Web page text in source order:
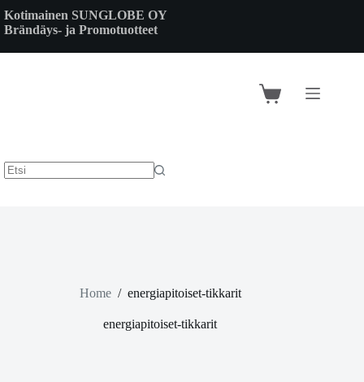
to
content
Kotimainen SUNGLOBE OY
Brändäys- ja Promotuotteet
Shopping
Home / energiapitoiset-tikkarit
energiapitoiset-tikkarit